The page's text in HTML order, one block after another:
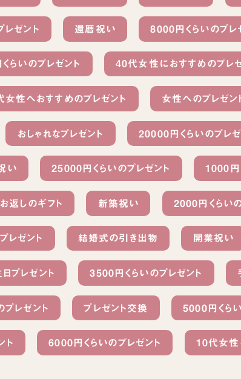
ゼント 還暦祝い 8000円くらいのプレ
らいのプレゼント 40代女性におすすめのプレ
女性へおすすめのプレゼント 女性へのプレゼン
おしゃれなプレゼント 20000円くらいのプレゼ
い 25000円くらいのプレゼント 1000円
返しのギフト 新築祝い 2000円くらい
レゼント 結婚式の引き出物 開業祝い
プレゼント 3500円くらいのプレゼント
レゼント プレゼント交換 5000円くら
ト 6000円くらいのプレゼント 10代女性